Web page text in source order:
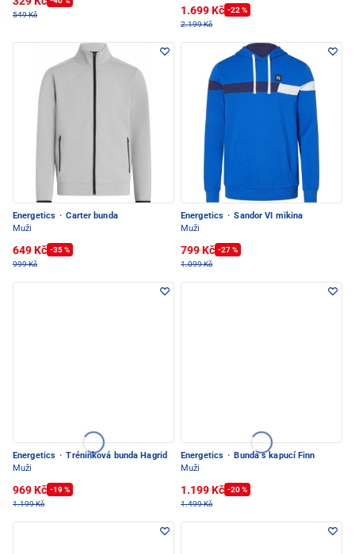
549 Kč
1.699 Kč -22 %
2.199 Kč
Energetics · Carter bunda
Muži
649 Kč -35 %
999 Kč
Energetics · Sandor VI mikina
Muži
799 Kč -27 %
1.099 Kč
Energetics · Tréninková bunda Hagrid
Muži
969 Kč -19 %
1.199 Kč
Energetics · Bunda s kapucí Finn
Muži
1.199 Kč -20 %
1.499 Kč